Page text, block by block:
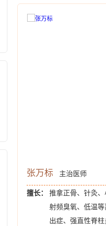
张万标 主治医师
擅长：
推拿正骨、针灸、
射频臭氧、低温
出症、强直性脊柱